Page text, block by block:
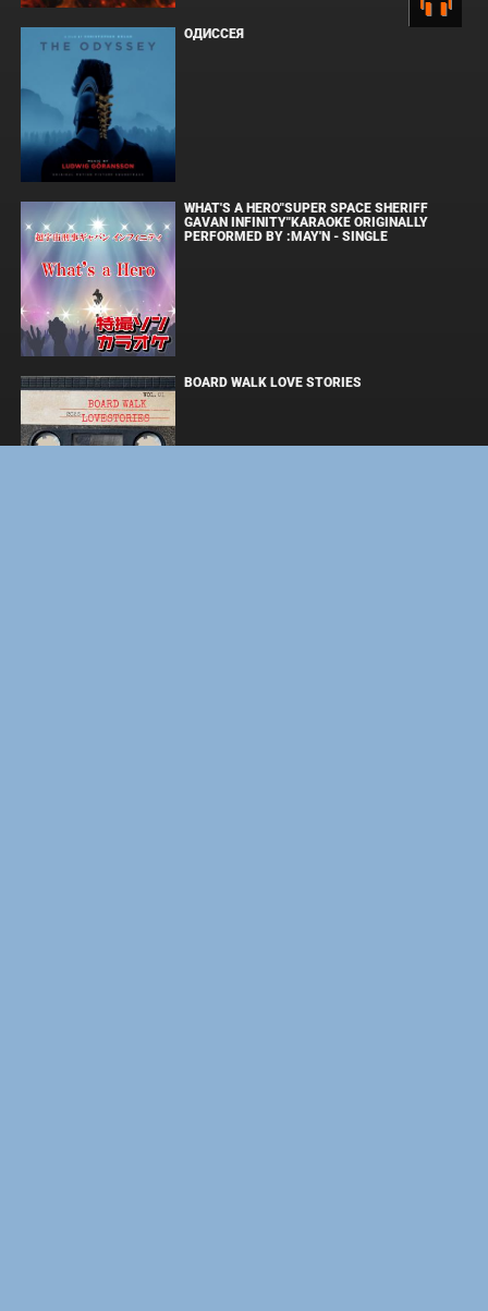
ОДИССЕЯ
WHAT'S A HERO"SUPER SPACE SHERIFF
GAVAN INFINITY"KARAOKE ORIGINALLY
PERFORMED BY :MAY'N - SINGLE
BOARD WALK LOVE STORIES